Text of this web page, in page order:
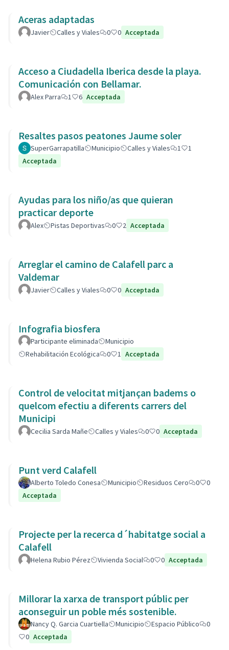
Aceras adaptadas
Javier Calles y Viales 0 0 Acceptada
Acceso a Ciudadella Iberica desde la playa.
Comunicación con Bellamar.
Alex Parra 1 6 Acceptada
Resaltes pasos peatones Jaume soler
SuperGarrapatilla Municipio Calles y Viales 1
1
Acceptada
Ayudas para los niño/as que quieran
practicar deporte
Alex Pistas Deportivas 0 2 Acceptada
Arreglar el camino de Calafell parc a
Valdemar
Javier Calles y Viales 0 0 Acceptada
Infografia biosfera
Participante eliminada
Municipio
Rehabilitación Ecológica
0 1 Acceptada
Control de velocitat mitjançan badems o
quelcom efectiu a diferents carrers del
Municipi
Cecilia Sarda Mañe Calles y Viales 0 0 Acceptada
Punt verd Calafell
Alberto Toledo Conesa Municipio Residuos Cero 0
0
Acceptada
Projecte per la recerca d´habitatge social a
Calafell
Helena Rubio Pérez Vivienda Social 0 0 Acceptada
Millorar la xarxa de transport públic per
aconseguir un poble més sostenible.
Nancy Q. Garcia Cuartiella Municipio Espacio Público
0
0 Acceptada